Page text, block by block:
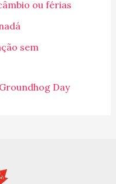
ou férias
sem
Day